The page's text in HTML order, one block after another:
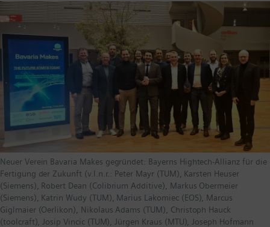
Neuer Verein Bavaria Makes gegründet: Bayerns Hightech-Allianz für die
Fertigung der Zukunft (v.l.n.r.: Peter Mayr (TUM), Karsten Heuser
(Siemens), Robert Dean (Colibrium Additive), Markus Obermeier
(Siemens), Katrin Wudy (TUM), Marius Lakomiec (EOS), Marcus
Giglmaier (Oerlikon), Nikolaus Adams (TUM), Christoph Hauck
(toolcraft), Josip Vincic (TUM), Jürgen Kraus (MTU), Joseph Hofmann